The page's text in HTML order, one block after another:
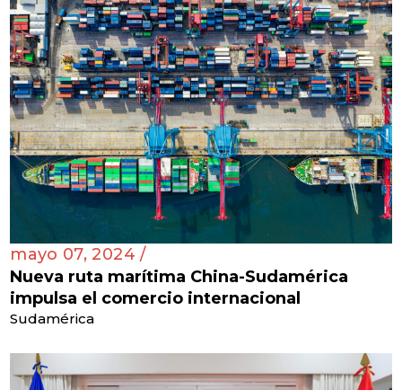
mayo 07, 2024 /
Nueva ruta marítima China-Sudamérica
impulsa el comercio internacional
Sudamérica